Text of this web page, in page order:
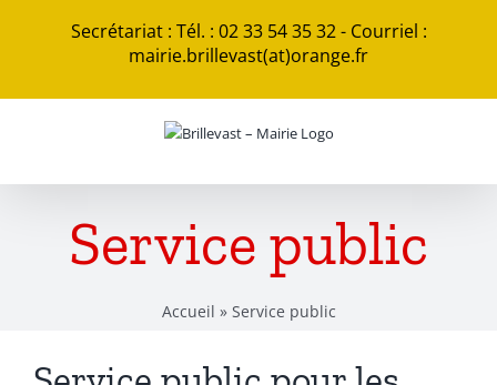
Secrétariat : Tél. : 02 33 54 35 32 - Courriel :
mairie.brillevast(at)orange.fr
Service public
Accueil » Service public